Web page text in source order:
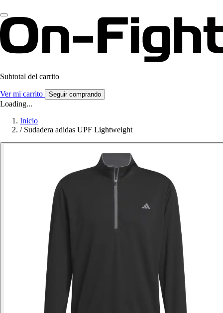
Subtotal del carrito
Ver mi carrito Seguir comprando
Loading...
Inicio
/ Sudadera adidas UPF Lightweight